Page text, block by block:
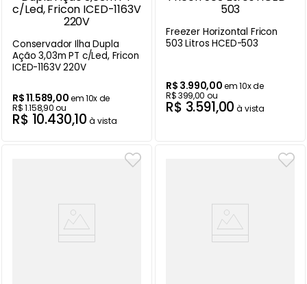
Conservador Ilha Dupla
Ação 3,03m PT c/Led, Fricon
ICED-1163V 220V
R$11.589,00em10x de
R$1.158,90ou
R$ 10.430,10 à vista
Freezer Horizontal Fricon
503 Litros HCED-503
R$ 3.990,00em10x de
R$399,00 ou
R$ 3.591,00 à vista